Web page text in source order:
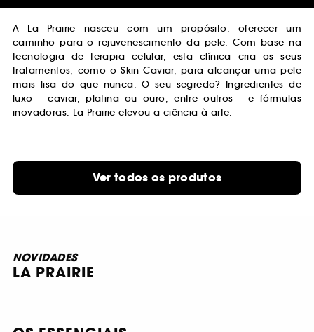
A La Prairie nasceu com um propósito: oferecer um
caminho para o rejuvenescimento da pele. Com base na
tecnologia de terapia celular, esta clínica cria os seus
tratamentos, como o Skin Caviar, para alcançar uma pele
mais lisa do que nunca. O seu segredo? Ingredientes de
luxo - caviar, platina ou ouro, entre outros - e fórmulas
inovadoras. La Prairie elevou a ciência à arte.
Ver todos os produtos
NOVIDADES
LA PRAIRIE